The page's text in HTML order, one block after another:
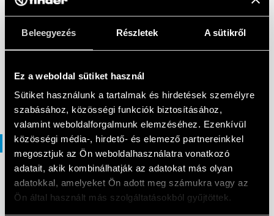
Beleegyezés Részletek A sütikről
Ez a weboldal sütiket használ
Sütiket használunk a tartalmak és hirdetések személyre
szabásához, közösségi funkciók biztosításához,
valamint weboldalforgalmunk elemzéséhez. Ezenkívül
közösségi média-, hirdető- és elemező partnereinkkel
megosztjuk az Ön weboldalhasználatra vonatkozó
adatait, akik kombinálhatják az adatokat más olyan
adatokkal, amelyeket Ön adott meg számukra vagy az
Ön által használt más szolgáltatásokból gyűjtöttek.
Selection Guide - 12 Series Time
Switches
| .PDF
Megfelelőségi nyilatkozat
MEGFELELŐSÉGI NYILATKOZAT
DoC Type 12.Bx